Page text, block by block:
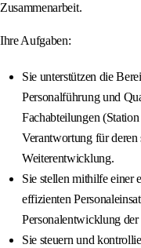
Zusammenarbeit.
Ihre Aufgaben:
Sie unterstützen die
Personalführung und
Fachabteilungen
Verantwortung für deren
Weiterentwicklung.
Sie stellen mithilfe einer
effizienten
Personalentwicklung
Sie steuern und